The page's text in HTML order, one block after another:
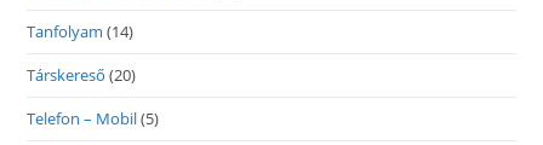
Tanfolyam (14)
Társkereső (20)
Telefon – Mobil(5)